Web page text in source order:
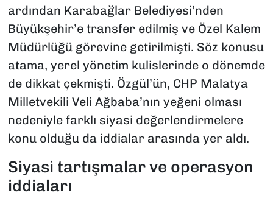
ardından Karabağlar Belediyesi’nden
Büyükşehir’e transfer edilmiş ve Özel Kalem
Müdürlüğü görevine getirilmişti. Söz konusu
atama, yerel yönetim kulislerinde o dönemde
de dikkat çekmişti. Özgül’ün, CHP Malatya
Milletvekili Veli Ağbaba’nın yeğeni olması
nedeniyle farklı siyasi değerlendirmelere
konu olduğu da iddialar arasında yer aldı.
Siyasi tartışmalar ve operasyon
iddiaları